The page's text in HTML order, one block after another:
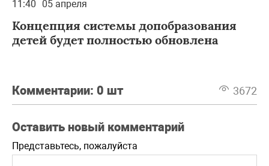
11:40 05 апреля
Концепция системы допобразования
детей будет полностью обновлена
Комментарии: 0 шт 3672
Оставить новый комментарий
Представьтесь, пожалуйста